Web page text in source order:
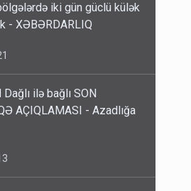
iki gün güclü külək
- XƏBƏRDARLIQ
Dağlı ilə bağlı SON
AÇIQLAMASI - Azadlığa